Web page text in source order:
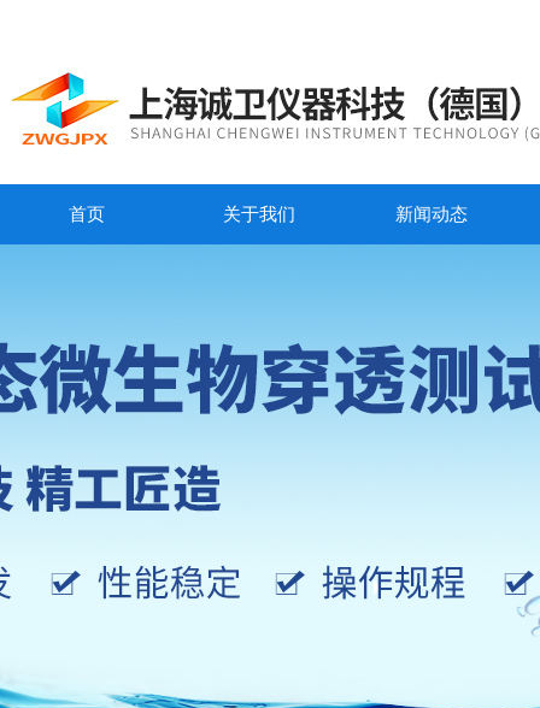
首页 关于我们 新闻动态